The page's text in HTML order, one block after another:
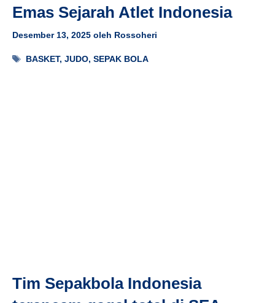
Emas Sejarah Atlet Indonesia
Desember 13, 2025 oleh Rossoheri
Tag
BASKET,JUDO,SEPAK BOLA
Tim Sepakbola Indonesia